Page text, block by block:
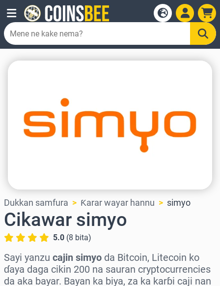
Dukkan samfura Ƙarar wayar hannu simyo
Cikawar simyo
5.0 (8 bita)
Sayi yanzu cajin simyo da Bitcoin, Litecoin ko
ɗaya daga cikin 200 na sauran cryptocurrencies
da aka bayar. Bayan ka biya, za ka karɓi caji nan